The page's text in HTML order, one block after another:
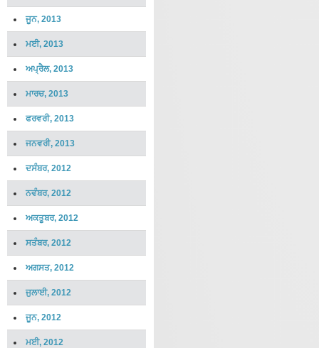
ਜੂਨ, 2013
ਮਈ, 2013
ਅਪ੍ਰੈਲ, 2013
ਮਾਰਚ, 2013
ਫਰਵਰੀ, 2013
ਜਨਵਰੀ, 2013
ਦਸੰਬਰ, 2012
ਨਵੰਬਰ, 2012
ਅਕਤੂਬਰ, 2012
ਸਤੰਬਰ, 2012
ਅਗਸਤ, 2012
ਜੁਲਾਈ, 2012
ਜੂਨ, 2012
ਮਈ, 2012